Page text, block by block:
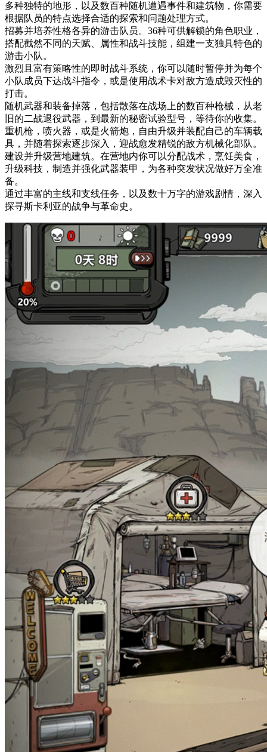
多种独特的地形，以及数百种随机遭遇事件和建筑物，你需要
根据队员的特点选择合适的探索和问题处理方式。
招募并培养性格各异的游击队员。36种可供解锁的角色职业，
搭配截然不同的天赋、属性和战斗技能，组建一支独具特色的
游击小队。
激烈且富有策略性的即时战斗系统，你可以随时暂停并为每个
小队成员下达战斗指令，或是使用战术卡对敌方造成毁灭性的
打击。
随机武器和装备掉落，包括散落在战场上的数百种枪械，从老
旧的二战退役武器，到最新的秘密试验型号，等待你的收集。
重机枪，喷火器，或是火箭炮，自由升级并装配自己的车辆载
具，并随着探索逐步深入，迎战愈发精锐的敌方机械化部队。
建设并升级营地建筑。在营地内你可以分配战术，烹饪美食，
升级科技，制造并强化武器装甲，为各种突发状况做好万全准
备。
通过丰富的主线和支线任务，以及数十万字的游戏剧情，深入
探寻斯卡利亚的战争与革命史。